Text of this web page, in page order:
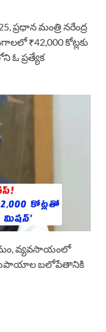
ప్రధాన మంత్రి నరేంద్ర
₹42,000 కోట్లకు
ఓ ప్రత్యేక
వ్యవసాయంలో
బలోపేతానికి